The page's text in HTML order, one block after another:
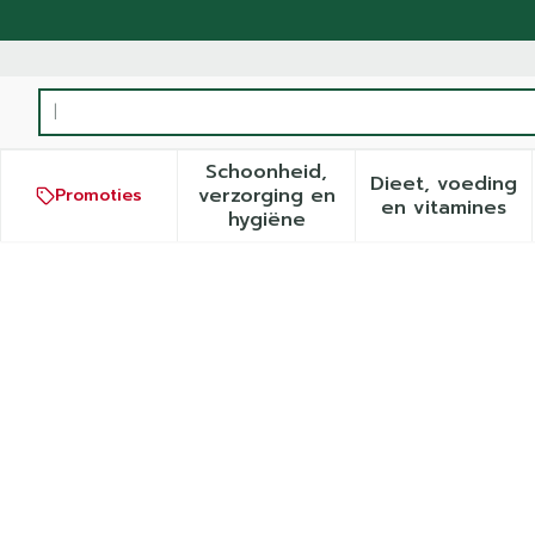
Product, merk, categorie...
Promoties
Schoonheid,
verzorging en
hygiëneToon submenu voor
Dieet, voeding
en vitamines
Toon
Cellona Gipswindel